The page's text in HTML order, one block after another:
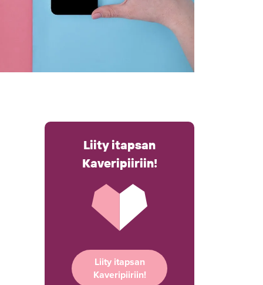
Liity itapsan
Kaveripiiriin!
Liity itapsan
Kaveripiiriin!